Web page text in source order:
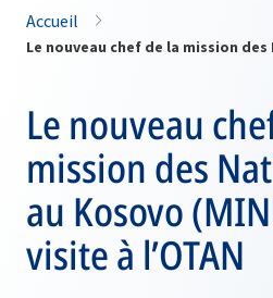
Accueil
Le nouveau
mission des
au Kosovo
visite à l’OTAN